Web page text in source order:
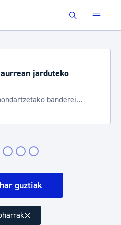
Buscar
jarduteko
banderei
guztiak